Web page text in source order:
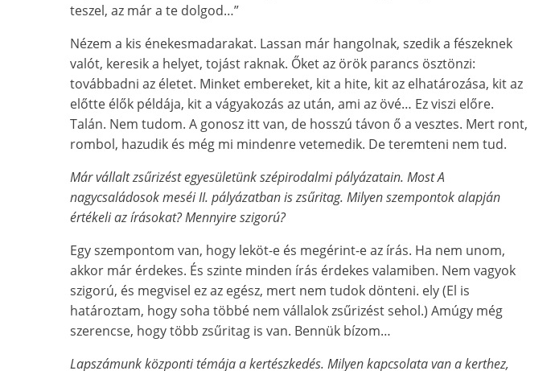
teszel, az már a te dolgod…”
Nézem a kis énekesmadarakat. Lassan már hangolnak, szedik a fészeknek
valót, keresik a helyet, tojást raknak. Őket az örök parancs ösztönzi:
továbbadni az életet. Minket embereket, kit a hite, kit az elhatározása, kit az
előtte élők példája, kit a vágyakozás az után, ami az övé… Ez viszi előre.
Talán. Nem tudom. A gonosz itt van, de hosszú távon ő a vesztes. Mert ront,
rombol, hazudik és még mi mindenre vetemedik. De teremteni nem tud.
Már vállalt zsűrizést egyesületünk szépirodalmi pályázatain. Most A
nagycsaládosok meséi II. pályázatban is zsűritag. Milyen szempontok alapján
értékeli az írásokat? Mennyire szigorú?
Egy szempontom van, hogy leköt-e és megérint-e az írás. Ha nem unom,
akkor már érdekes. És szinte minden írás érdekes valamiben. Nem vagyok
szigorú, és megvisel ez az egész, mert nem tudok dönteni. ely (El is
határoztam, hogy soha többé nem vállalok zsűrizést sehol.) Amúgy még
szerencse, hogy több zsűritag is van. Bennük bízom…
Lapszámunk központi témája a kertészkedés. Milyen kapcsolata van a kerthez,